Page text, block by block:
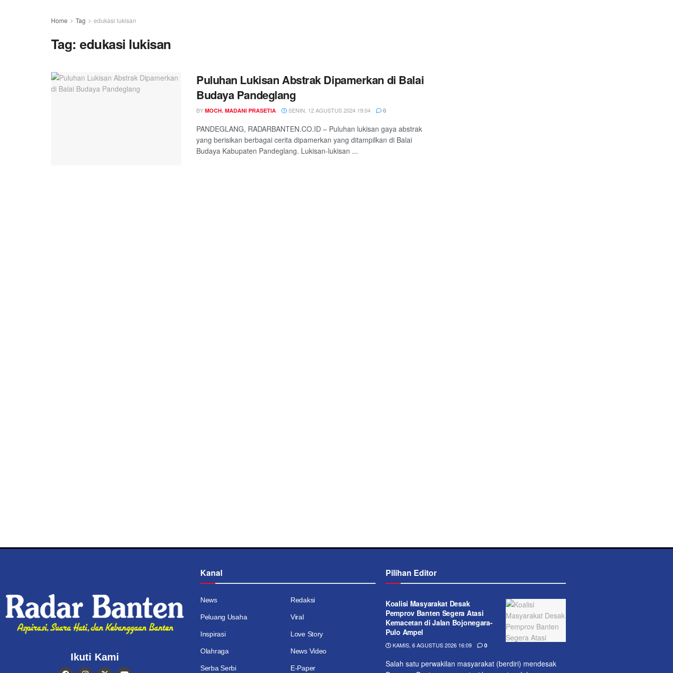
Home Tag edukasi lukisan
Tag:edukasi lukisan
Puluhan Lukisan Abstrak Dipamerkan di Balai
Budaya Pandeglang
BY MOCH. MADANI PRASETIA SENIN, 12 AGUSTUS 2024 19:04 0
PANDEGLANG, RADARBANTEN.CO.ID – Puluhan lukisan gaya abstrak
yang berisikan berbagai cerita dipamerkan yang ditampilkan di Balai
Budaya Kabupaten Pandeglang. Lukisan-lukisan ...
Ikuti Kami
Kanal
News Redaksi
Peluang Usaha Viral
Inspirasi Love Story
Olahraga News Video
Serba Serbi E-Paper
Pilihan Editor
Koalisi Masyarakat Desak
Pemprov Banten Segera Atasi
Kemacetan di Jalan Bojonegara-
Pulo Ampel
KAMIS, 6 AGUSTUS 2026 16:09 0
Salah satu perwakilan masyarakat (berdiri) mendesak